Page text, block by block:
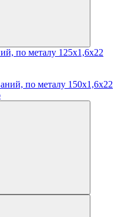
по металу 125х1,6х22